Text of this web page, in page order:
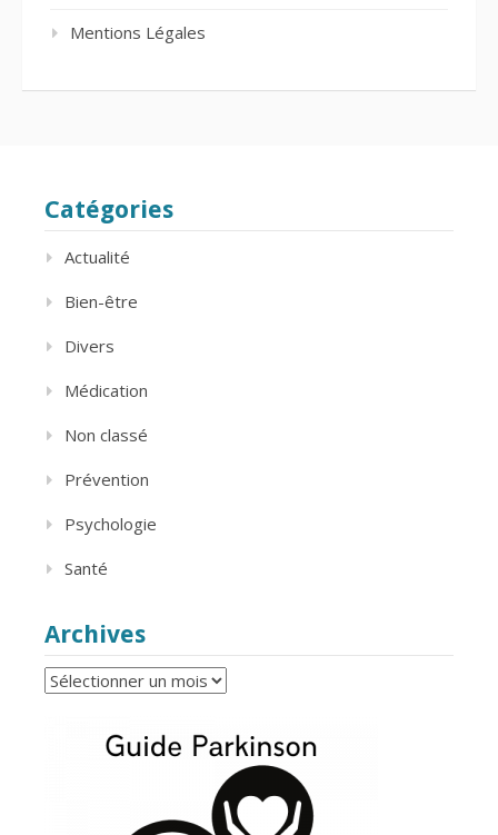
Mentions Légales
Catégories
Actualité
Bien-être
Divers
Médication
Non classé
Prévention
Psychologie
Santé
Archives
Archives